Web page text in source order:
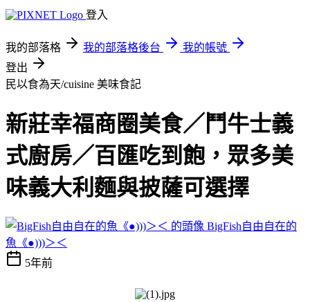
登入
我的部落格 我的部落格後台
我的帳號
登出
民以食為天/cuisine 美味食記
新莊幸福商圈美食／鬥牛士義
式廚房／百匯吃到飽，眾多美
味義大利麵與披薩可選擇
BigFish自由自在的
魚《●)))＞＜
5年前